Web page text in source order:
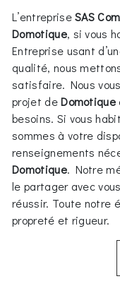
L’entrepriseSAS
Domotique, si vous
Entreprise usant
qualité, nous
satisfaire. Nous
projet deDomotique
besoins. Si vous
sommes à votre
renseignements
Domotique. Notre
le partager avec
réussir. Toute notre
propreté et rigueur.